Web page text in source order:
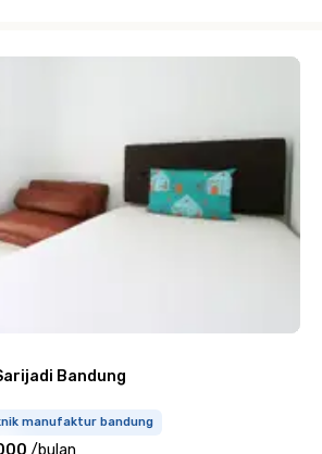
Bandung
manufaktur bandung
/bulan